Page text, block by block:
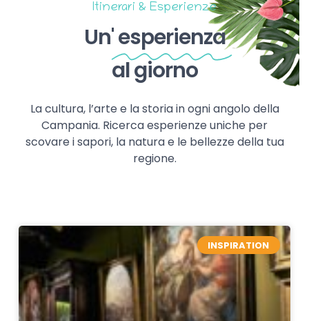
Itinerari & Esperienze
Un'esperienza
al giorno
La cultura, l’arte e la storia in ogni angolo della
Campania. Ricerca esperienze uniche per
scovare i sapori, la natura e le bellezze della tua
regione.
INSPIRATION